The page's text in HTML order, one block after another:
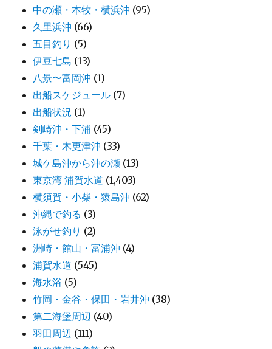
中の瀬・本牧・横浜沖 (95)
久里浜沖 (66)
五目釣り (5)
伊豆七島 (13)
八景〜富岡沖 (1)
出船スケジュール (7)
出船状況 (1)
剣崎沖・下浦 (45)
千葉・木更津沖 (33)
城ケ島沖から沖の瀬 (13)
東京湾 浦賀水道 (1,403)
横須賀・小柴・猿島沖 (62)
沖縄で釣る (3)
泳がせ釣り (2)
洲崎・館山・富浦沖 (4)
浦賀水道 (545)
海水浴 (5)
竹岡・金谷・保田・岩井沖 (38)
第二海堡周辺 (40)
羽田周辺 (111)